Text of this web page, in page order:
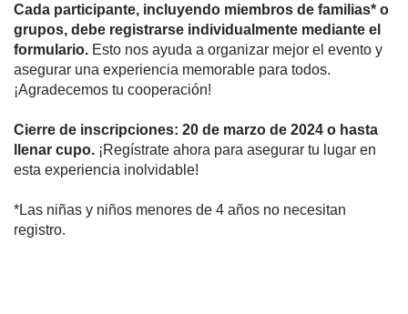
Cada participante, incluyendo miembros de familias* o
grupos, debe registrarse individualmente mediante el
formulario. Esto nos ayuda a organizar mejor el evento y
asegurar una experiencia memorable para todos.
¡Agradecemos tu cooperación!
Cierre de inscripciones: 20 de marzo de 2024 o hasta
llenar cupo. ¡Regístrate ahora para asegurar tu lugar en
esta experiencia inolvidable!
*Las niñas y niños menores de 4 años no necesitan
registro.